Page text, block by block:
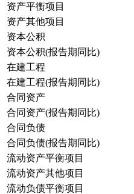
资产平衡项目
资产其他项目
资本公积
资本公积(报告期同比)
在建工程
在建工程(报告期同比)
合同资产
合同资产(报告期同比)
合同负债
合同负债(报告期同比)
流动资产平衡项目
流动资产其他项目
流动负债平衡项目